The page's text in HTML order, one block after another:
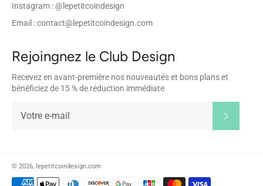
Instagram : @lepetitcoindesign
Email : contact@lepetitcoindesign.com
Rejoingnez le Club Design
Recevez en avant-première nos nouveautés et bons plans et
bénéficiez de 15 % de réduction immédiate
© 2026, lepetitcoindesign.com
Moyens